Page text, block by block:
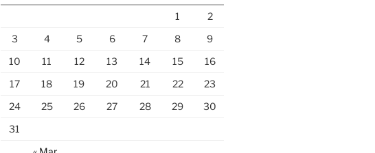
1
2
3
4 5 6 7 8
9
10
11 12 13 14 15
16
17
18 19 20 21 22
23
24
25 26 27 28 29
30
31